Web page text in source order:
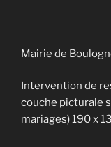
Mairie de
Intervention de
couche picturale
mariages) 190 x